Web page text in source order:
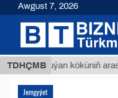
TDHÇMB
Buýan köküniň
Jemgyýet
Awgust 7, 2026